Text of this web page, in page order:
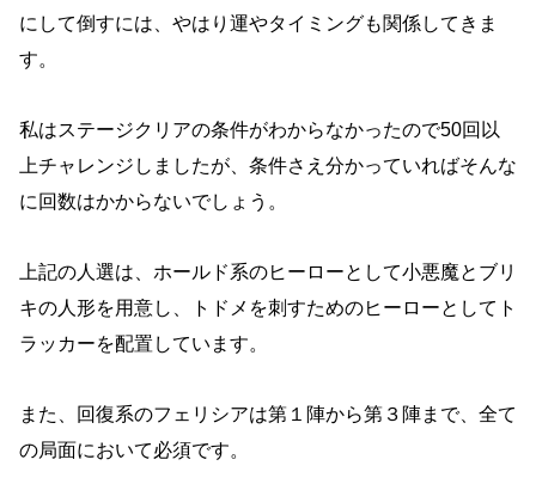
にして倒すには、やはり運やタイミングも関係してきま
す。
私はステージクリアの条件がわからなかったので50回以
上チャレンジしましたが、条件さえ分かっていればそんな
に回数はかからないでしょう。
上記の人選は、ホールド系のヒーローとして小悪魔とブリ
キの人形を用意し、トドメを刺すためのヒーローとしてト
ラッカーを配置しています。
また、回復系のフェリシアは第１陣から第３陣まで、全て
の局面において必須です。